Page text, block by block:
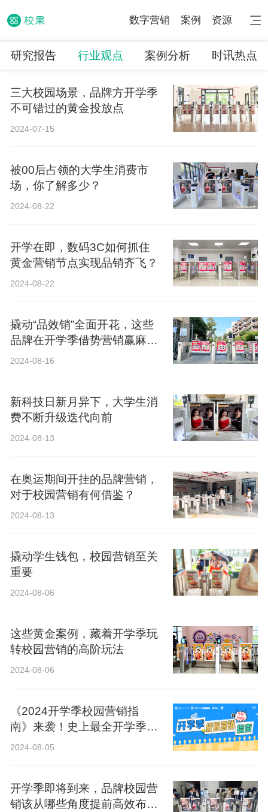
数字营销 案例 资源
研究报告 行业观点 案例分析 时讯热点
三大校园场景，品牌方开学季
不可错过的黄金投放点
2024-07-15
被00后占领的大学生消费市
场，你了解多少？
2024-08-22
开学在即，数码3C如何抓住
黄金营销节点实现品销齐飞？
2024-08-22
撬动“品效销”全面开花，这些
品牌在开学季借势营销赢麻
了！
2024-08-16
新科技日新月异下，大学生消
费不断升级迭代向前
2024-08-13
在奥运期间开挂的品牌营销，
对于校园营销有何借鉴？
2024-08-13
撬动学生钱包，校园营销至关
重要
2024-08-06
这些黄金案例，藏着开学季玩
转校园营销的高阶玩法
2024-08-06
《2024开学季校园营销指
南》来袭！史上最全开学季营
销攻略！
2024-08-05
开学季即将到来，品牌校园营
销该从哪些角度提前高效布